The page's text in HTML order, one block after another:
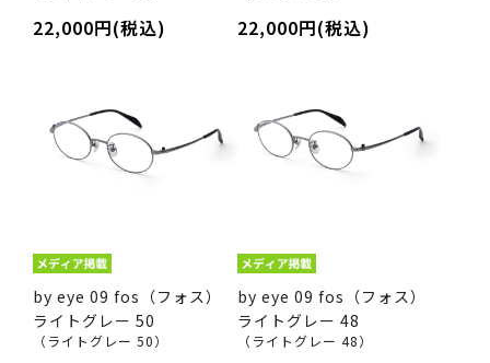
22,000円(税込) 22,000円(税込)
by eye 09 fos（フォス）
ライトグレー 50
（ライトグレー 50）
by eye 09 fos（フォス）
ライトグレー 48
（ライトグレー 48）